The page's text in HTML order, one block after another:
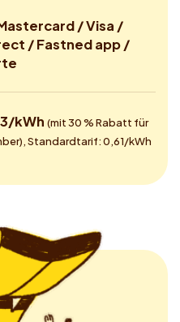
/ Visa /
/ Fastned app /
kWh (mit 30 % Rabatt für
Standardtarif: 0,61/kWh